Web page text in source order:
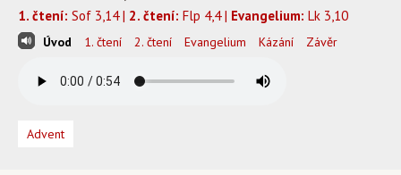
1. čtení: Sof 3,14 | 2. čtení: Flp 4,4 | Evangelium: Lk 3,10
Úvod 1. čtení 2. čtení Evangelium Kázání Závěr
Advent